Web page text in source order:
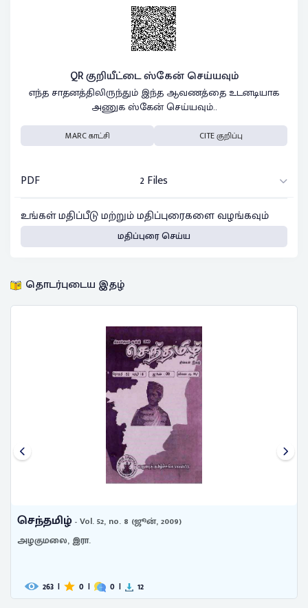
QR குறியீட்டை ஸ்கேன் செய்யவும்
எந்த சாதனத்திலிருந்தும் இந்த ஆவணத்தை உடனடியாக
அணுக ஸ்கேன் செய்யவும்..
MARC காட்சி CITE குறிப்பு
PDF
2 Files
உங்கள் மதிப்பீடு மற்றும் மதிப்புரைகளை வழங்கவும்
மதிப்புரை செய்ய
தொடர்புடைய இதழ்
செந்தமிழ்- vol. 55- no. 11- (February- 1960)
275 |